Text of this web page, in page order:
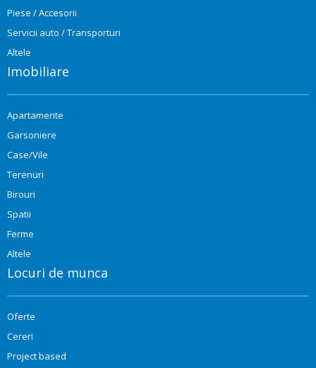
Piese / Accesorii
Servicii auto / Transporturi
Altele
Imobiliare
Apartamente
Garsoniere
Case/Vile
Terenuri
Birouri
Spatii
Ferme
Altele
Locuri de munca
Oferte
Cereri
Project based